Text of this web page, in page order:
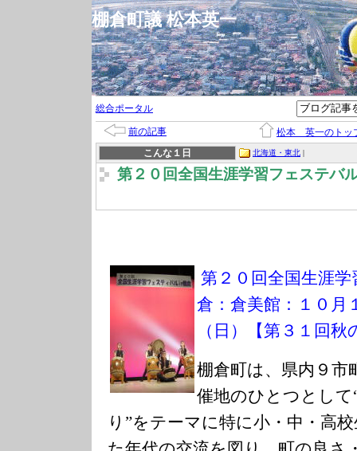
棚倉町議 松本英一
総合ポータル
前の記事
松本 英一のトッ
こんな１日
北海道・東北 |
第２０回全国生涯学習フェステバ
第２０回全国生涯
倉：倉美館：１０月
（日）【第３１回
棚倉町は、県内９市
催地のひとつとし
り”をテーマに特に小・中・高